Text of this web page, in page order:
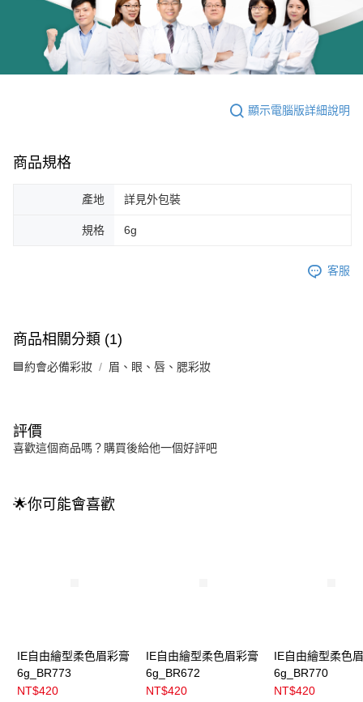
顯示電腦版詳細說明
商品規格
產地 詳見外包裝
規格 6g
客服
商品相關分類 (1)
🟦約會必備彩妝 眉、眼、唇、腮彩妝
評價
喜歡這個商品嗎？購買後給他一個好評吧
🌟你可能會喜歡
IE自由繪型柔色眉彩膏
6g_BR773
NT$420
IE自由繪型柔色眉彩膏
6g_BR672
NT$420
IE自由繪型柔色
6g_BR770
NT$420